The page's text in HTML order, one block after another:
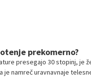
prekomerno?
presegajo 30 stopinj, je
je namreč uravnavnaje